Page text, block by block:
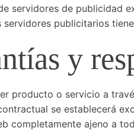
servidores de publicidad
publicitarios
y
producto o servicio a
se establecerá
completamente ajeno a